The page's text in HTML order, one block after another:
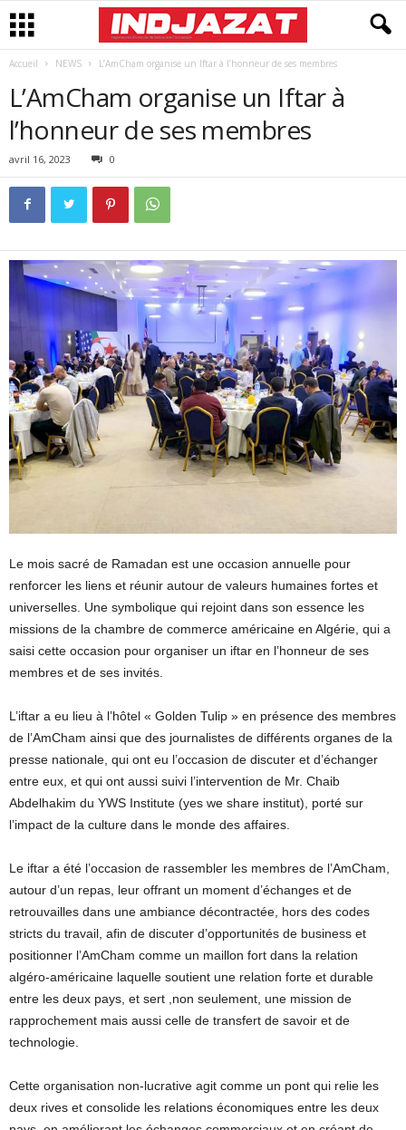
Accueil NEWS L’AmCham organise un Iftar à l’honneur de ses membres
L’AmCham organise un Iftar à
l’honneur de ses membres
avril 16, 2023 0
Le mois sacré de Ramadan est une occasion annuelle pour
renforcer les liens et réunir autour de valeurs humaines fortes et
universelles. Une symbolique qui rejoint dans son essence les
missions de la chambre de commerce américaine en Algérie, qui a
saisi cette occasion pour organiser un iftar en l’honneur de ses
membres et de ses invités.
L’iftar a eu lieu à l’hôtel « Golden Tulip » en présence des membres
de l’AmCham ainsi que des journalistes de différents organes de la
presse nationale, qui ont eu l’occasion de discuter et d’échanger
entre eux, et qui ont aussi suivi l’intervention de Mr. Chaib
Abdelhakim du YWS Institute (yes we share institut), porté sur
l’impact de la culture dans le monde des affaires.
Le iftar a été l’occasion de rassembler les membres de l’AmCham,
autour d’un repas, leur offrant un moment d’échanges et de
retrouvailles dans une ambiance décontractée, hors des codes
stricts du travail, afin de discuter d’opportunités de business et
positionner l’AmCham comme un maillon fort dans la relation
algéro-américaine laquelle soutient une relation forte et durable
entre les deux pays, et sert ,non seulement, une mission de
rapprochement mais aussi celle de transfert de savoir et de
technologie.
Cette organisation non-lucrative agit comme un pont qui relie les
deux rives et consolide les relations économiques entre les deux